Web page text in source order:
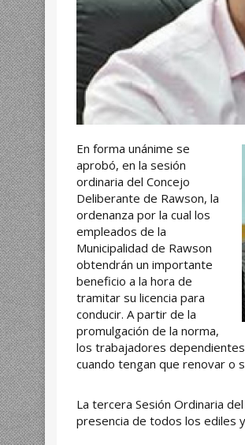
En forma unánime se
aprobó, en la sesión
ordinaria del Concejo
Deliberante de Rawson, la
ordenanza por la cual los
empleados de la
Municipalidad de Rawson
obtendrán un importante
beneficio a la hora de
tramitar su licencia para
conducir. A partir de la
promulgación de la norma,
los trabajadores
cuando tengan que renovar o
La tercera Sesión Ordinaria
presencia de todos los ediles